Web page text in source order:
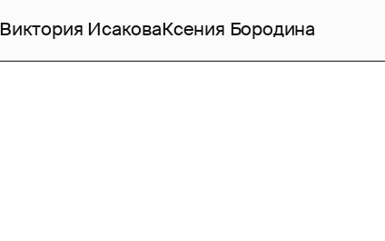
Виктория ИсаковаКсения Бородина